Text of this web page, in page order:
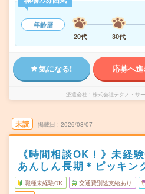
年齢層
20代
30代
気になる! 応募へ
派遣会社 株式会社テクノ・サ
未読 掲載日 2026/08/07
《時間相談OK！》未経
あんしん長期＊ピッキン
職種未経験OK 交通費別途支給あり